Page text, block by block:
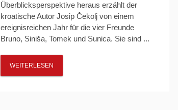
Überblicksperspektive heraus erzählt der
kroatische Autor Josip Čekolj von einem
ereignisreichen Jahr für die vier Freunde
Bruno, Siniša, Tomek und Sunica. Sie sind ...
WEITERLESEN